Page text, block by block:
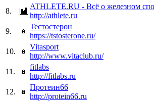
8.
ATHLETE.RU - Всё о железном
http://athlete.ru
9.
Тестостерон
https://tstosterone.ru/
10.
Vitasport
http://www.vitaclub.ru/
11.
fitlabs
http://fitlabs.ru
12.
Протеин66
http://protein66.ru